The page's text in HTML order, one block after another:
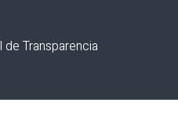
de Transparencia